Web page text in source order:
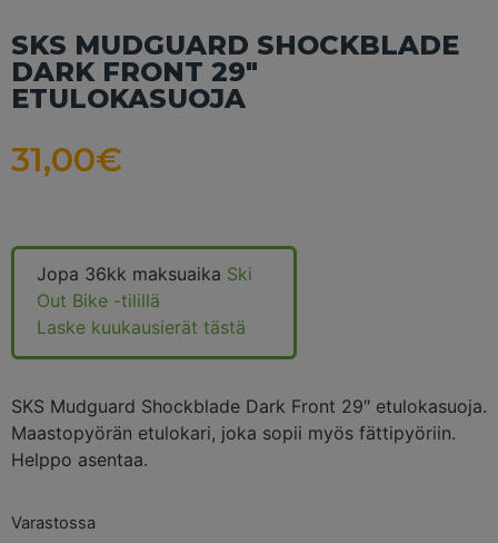
SKS MUDGUARD SHOCKBLADE
DARK FRONT 29″
ETULOKASUOJA
31,00€
Jopa 36kk maksuaika Ski
Out Bike -tilillä
Laske kuukausierät tästä
SKS Mudguard Shockblade Dark Front 29″ etulokasuoja.
Maastopyörän etulokari, joka sopii myös fättipyöriin.
Helppo asentaa.
Varastossa